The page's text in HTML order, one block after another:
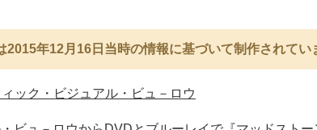
2015年12月16日当時の情報に基づいて制作されてい
ック・ビジュアル・ビュ－ロウ